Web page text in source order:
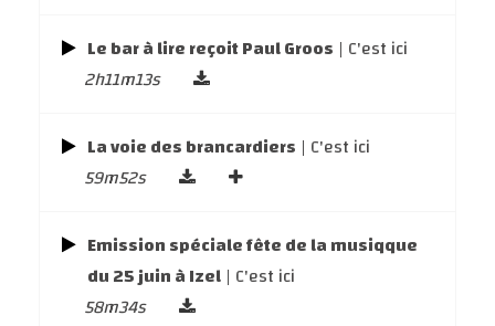
Le bar à lire reçoit Paul Groos | C'est ici
2h11m13s
La voie des brancardiers | C'est ici
59m52s
Emission spéciale fête de la musiqque
du 25 juin à Izel | C'est ici
58m34s